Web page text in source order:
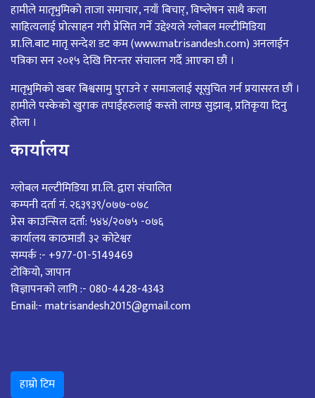
हामीले मातृभुमिको ताजा समाचार, नयाँ बिचार्, विष्लेषन साथै कला
साहित्यलाई प्रोत्साहन गरी प्रेसित गर्ने उद्देश्यले ग्लोबल मल्टीमिडिया
प्रा.लि.बाट मातृ सन्देश डट कम (www.matrisandesh.com) अनलाईन
पत्रिका सन २०१५ देखि निरन्तर संचालन गर्दै आएका छौं ।
मातृभुमिको खबर बिश्वसामु पुराउने र समाजलाई सूसुचित गर्न प्रयासरत छौं ।
हामीले पस्केको खुराक तपाईंहरुलाई कस्तो लाग्छ सुझाब्, प्रतिकृया दिनु
होला ।
कार्यालय
ग्लोबल मल्टीमिडिया प्रा.लि. द्वारा संचालित
कम्पनी दर्ता नं. २६३९३९/०७७-०७८
प्रेस काउन्सिल दर्ता: ५४४/२०७५ -०७६
कार्यालय काठमाडौं ३२ कोटेश्वर
सम्पर्क :- +977-01-5149469
टोकियो, जापान
विज्ञापनको लागि :- 080-4428-4343
Email:- matrisandesh2015@gmail.com
हाम्रो टिम